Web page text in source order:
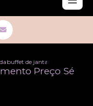
para eventos
buffet de jantar para
Preço Sé